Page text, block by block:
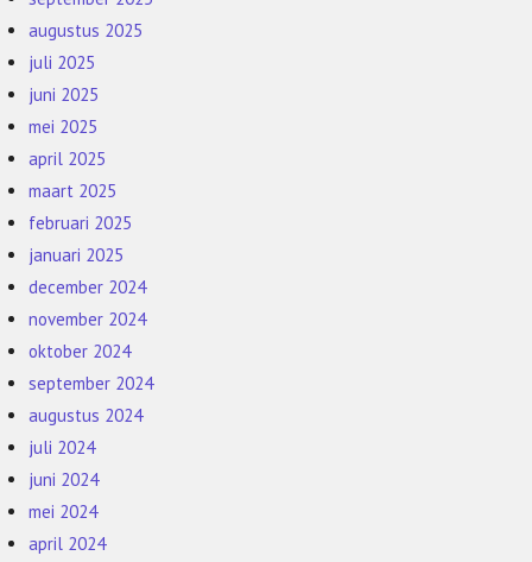
augustus 2025
juli 2025
juni 2025
mei 2025
april 2025
maart 2025
februari 2025
januari 2025
december 2024
november 2024
oktober 2024
september 2024
augustus 2024
juli 2024
juni 2024
mei 2024
april 2024